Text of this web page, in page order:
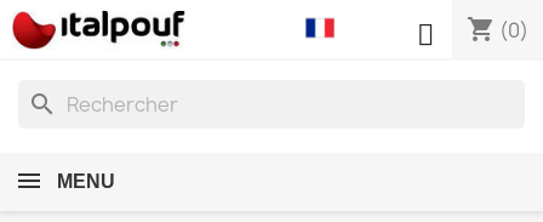
shopping_cart (0)

search
MENU